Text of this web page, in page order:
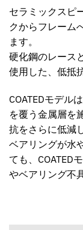
セラミックスピ
クからフレーム
ます。
硬化鋼のレース
使用した、低抵
COATEDモデル
を覆う金属層を
抗をさらに低減
ベアリングが水
ても、COATED
やベアリング不